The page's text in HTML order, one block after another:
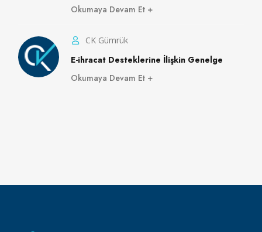
Okumaya Devam Et
CK Gümrük
E-ihracat Desteklerine İlişkin Genelge
Okumaya Devam Et